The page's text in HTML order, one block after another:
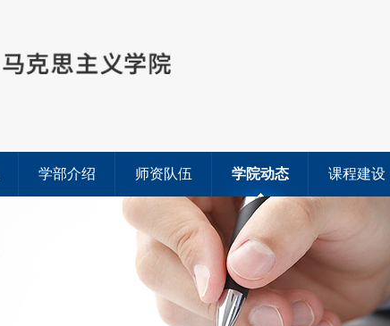
学部介绍 师资队伍 学院动态 课程建设